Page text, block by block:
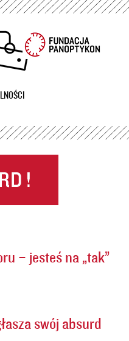
– jesteś na „tak”
swój absurd